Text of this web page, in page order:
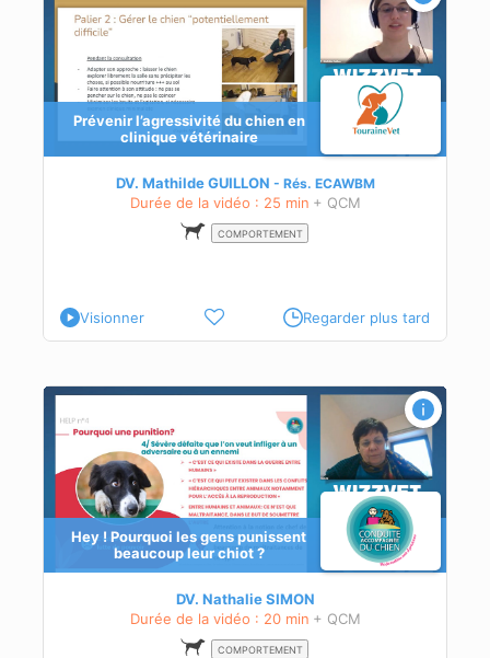
Prévenir l’agressivité du chien en
clinique vétérinaire
DV. Mathilde GUILLON Rés. ECAWBM
Durée de la vidéo : 25 min + QCM
COMPORTEMENT
Visionner Regarder plus tard
Hey ! Pourquoi les gens punissent
beaucoup leur chiot ?
DV. Nathalie SIMON
Durée de la vidéo : 20 min + QCM
COMPORTEMENT